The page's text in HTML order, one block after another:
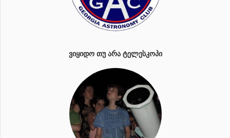
ᲕᲘᲧᲘᲓᲝ ᲗᲣ ᲐᲠᲐ ᲢᲔᲚᲔᲡᲙᲝᲞᲘ